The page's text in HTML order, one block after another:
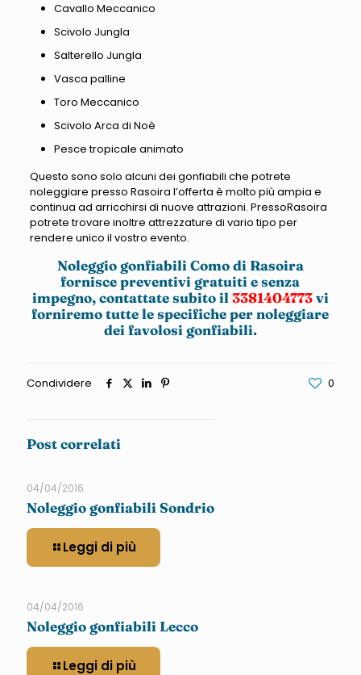
Cavallo Meccanico
Scivolo Jungla
Salterello Jungla
Vasca palline
Toro Meccanico
Scivolo Arca di Noè
Pesce tropicale animato
Questo sono solo alcuni dei gonfiabili che potrete
noleggiare presso Rasoira l’offerta è molto più ampia e
continua ad arricchirsi di nuove attrazioni. PressoRasoira
potrete trovare inoltre attrezzature di vario tipo per
rendere unico il vostro evento.
Noleggio gonfiabili Como di Rasoira
fornisce preventivi gratuiti e senza
impegno, contattate subito il 3381404773vi
forniremo tutte le specifiche per noleggiare
dei favolosi gonfiabili.
Condividere 0
Post correlati
04/04/2016
Noleggio gonfiabili Sondrio
Leggi di più
04/04/2016
Noleggio gonfiabili Lecco
Leggi di più